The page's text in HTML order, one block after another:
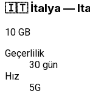
🇮🇹 İtalya —
10 GB
Geçerlilik
30 gün
Hız
5G